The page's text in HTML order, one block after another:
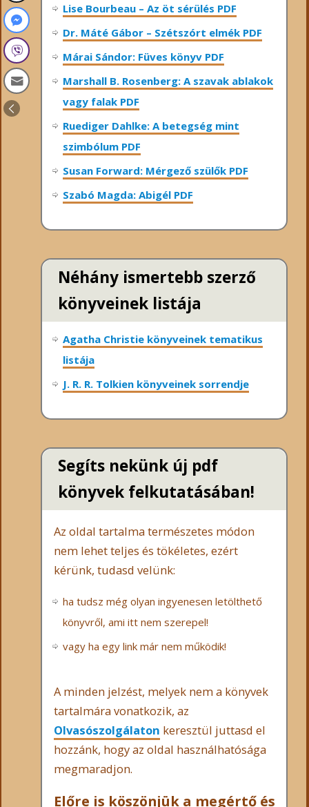
Lise Bourbeau – Az öt sérülés PDF
Dr. Máté Gábor – Szétszórt elmék PDF
Márai Sándor: Füves könyv PDF
Marshall B. Rosenberg: A szavak ablakok
vagy falak PDF
Ruediger Dahlke: A betegség mint
szimbólum PDF
Susan Forward: Mérgező szülők PDF
Szabó Magda: Abigél PDF
Néhány ismertebb szerző
könyveinek listája
Agatha Christie könyveinek tematikus
listája
J. R. R. Tolkien könyveinek sorrendje
Segíts nekünk új pdf
könyvek felkutatásában!
Az oldal tartalma természetes módon
nem lehet teljes és tökéletes, ezért
kérünk, tudasd velünk:
ha tudsz még olyan ingyenesen letölthető
könyvről, ami itt nem szerepel!
vagy ha egy link már nem működik!
A minden jelzést, melyek nem a könyvek
tartalmára vonatkozik, az
Olvasószolgálaton keresztül juttasd el
hozzánk, hogy az oldal használhatósága
megmaradjon.
Előre is köszönjük a megértő és